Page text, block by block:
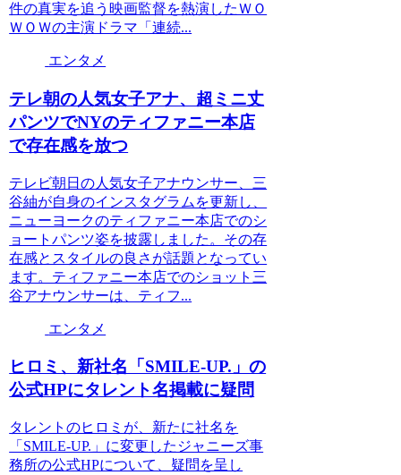
件の真実を追う映画監督を熱演したＷＯ
ＷＯＷの主演ドラマ「連続...
エンタメ
テレ朝の人気女子アナ、超ミニ丈
パンツでNYのティファニー本店
で存在感を放つ
テレビ朝日の人気女子アナウンサー、三
谷紬が自身のインスタグラムを更新し、
ニューヨークのティファニー本店でのシ
ョートパンツ姿を披露しました。その存
在感とスタイルの良さが話題となってい
ます。ティファニー本店でのショット三
谷アナウンサーは、ティフ...
エンタメ
ヒロミ、新社名「SMILE-UP.」の
公式HPにタレント名掲載に疑問
タレントのヒロミが、新たに社名を
「SMILE-UP.」に変更したジャニーズ事
務所の公式HPについて、疑問を呈し